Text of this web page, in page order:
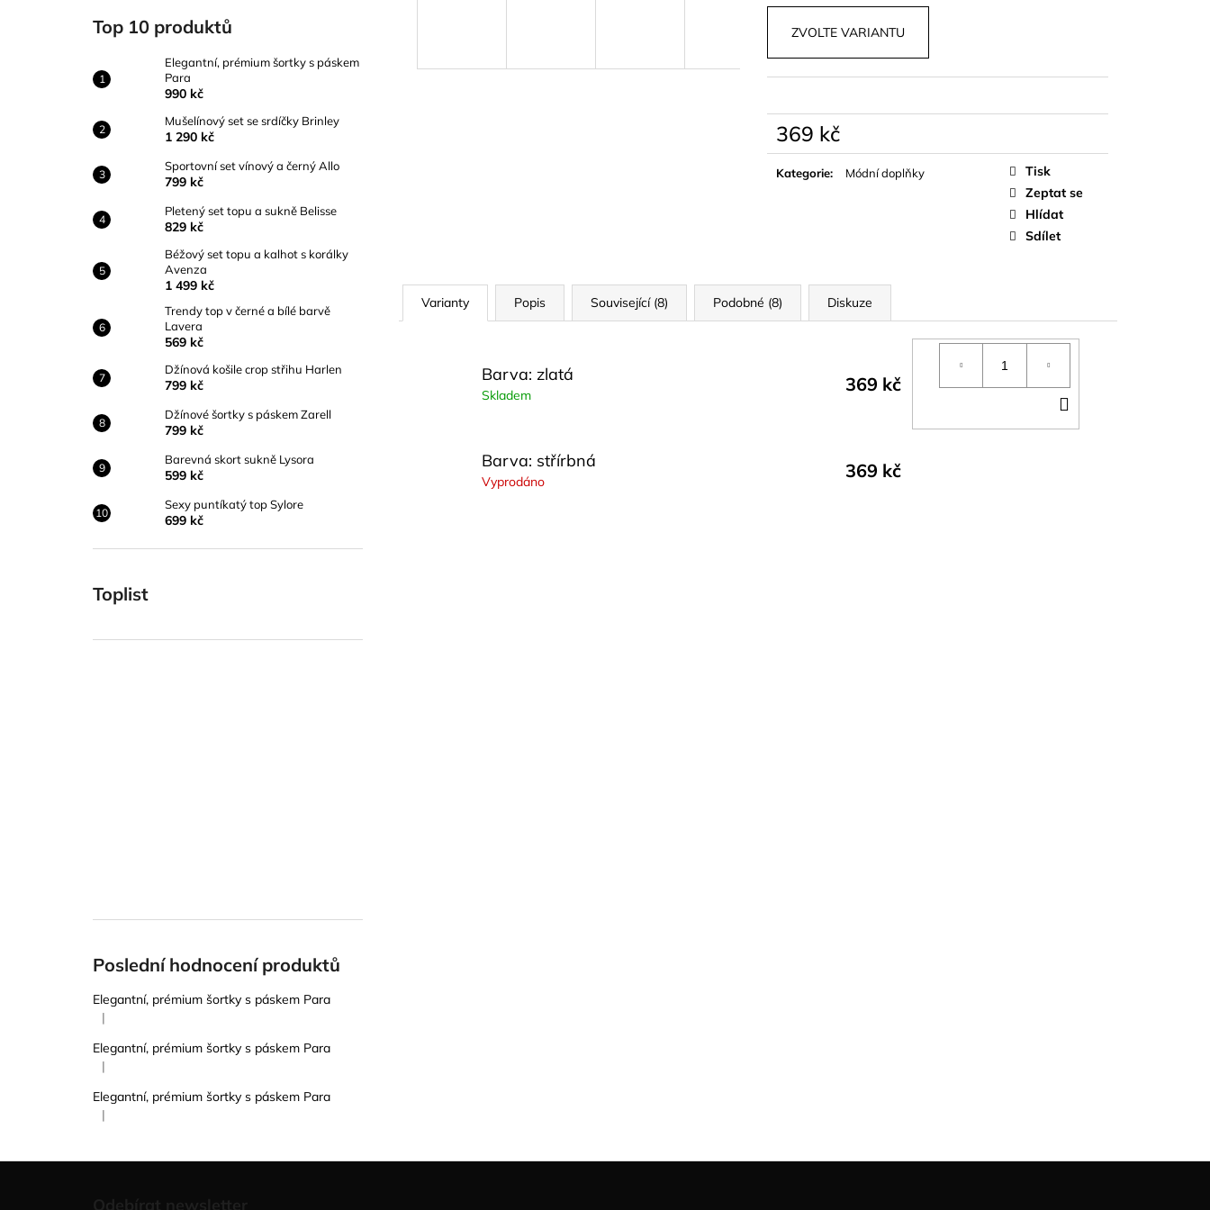
Top 10 produktů
Elegantní, prémium šortky s páskem
Para
990 kč
Mušelínový set se srdíčky Brinley
1 290 kč
Sportovní set vínový a černý Allo
799 kč
Pletený set topu a sukně Belisse
829 kč
Béžový set topu a kalhot s korálky
Avenza
1 499 kč
Trendy top v černé a bílé barvě
Lavera
569 kč
Džínová košile crop střihu Harlen
799 kč
Džínové šortky s páskem Zarell
799 kč
Barevná skort sukně Lysora
599 kč
Sexy puntíkatý top Sylore
699 kč
Toplist
Poslední hodnocení produktů
Elegantní, prémium šortky s páskem Para
Hodnocení produktu je 5 z 5 hvězdiček.
|
Elegantní, prémium šortky s páskem Para
Hodnocení produktu je 5 z 5 hvězdiček.
|
Elegantní, prémium šortky s páskem Para
Hodnocení produktu je 5 z 5 hvězdiček.
|
ZVOLTE VARIANTU
369 kč
Měrná
cena:
Kategorie: Módní doplňky
Tisk
Zeptat se
Hlídat
Sdílet
Varianty Popis Související (8) Podobné (8) Diskuze
Barva: zlatá
Skladem 369 kč
KOŠÍKU
Barva: střírbná
Vyprodáno 369 kč
PÁSKEM PARA
SPORTOVNÍ SET VÍNOVÝ A ČERNÝ